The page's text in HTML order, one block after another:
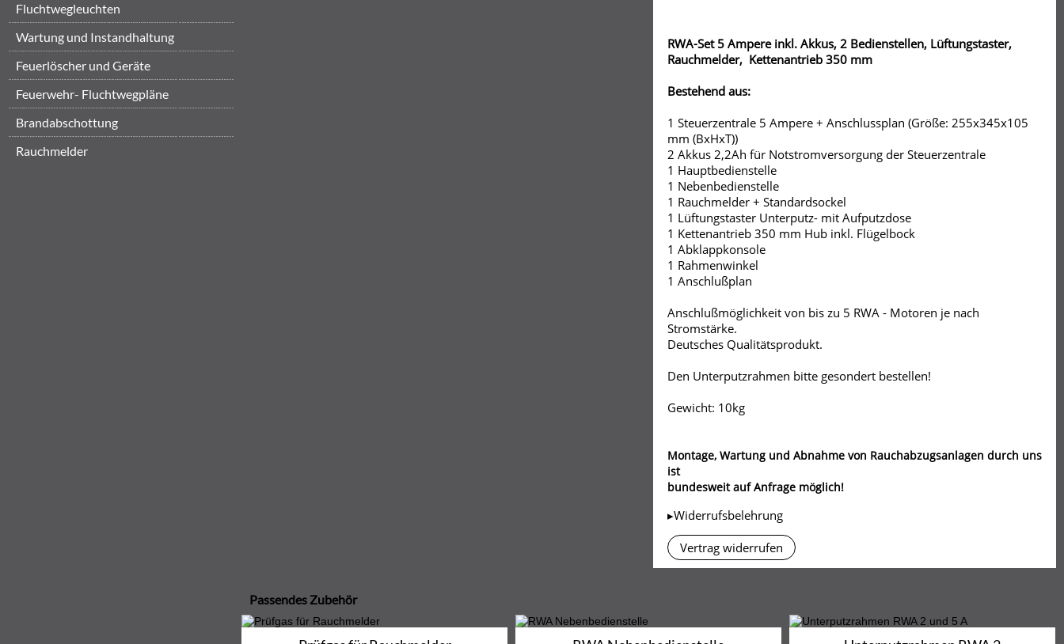
Fluchtwegleuchten
Wartung und Instandhaltung
Feuerlöscher und Geräte
Feuerwehr- Fluchtwegpläne
Brandabschottung
Rauchmelder
RWA-Set 5 Ampere inkl. Akkus, 2 Bedienstellen, Lüftungstaster,
Rauchmelder, Kettenantrieb 350 mm
Bestehend aus:
1 Steuerzentrale 5 Ampere + Anschlussplan (Größe: 255x345x105
mm (BxHxT))
2 Akkus 2,2Ah für Notstromversorgung der Steuerzentrale
1 Hauptbedienstelle
1 Nebenbedienstelle
1 Rauchmelder + Standardsockel
1 Lüftungstaster Unterputz- mit Aufputzdose
1 Kettenantrieb 350 mm Hub inkl. Flügelbock
1 Abklappkonsole
1 Rahmenwinkel
1 Anschlußplan
Anschlußmöglichkeit von bis zu 5 RWA - Motoren je nach
Stromstärke.
Deutsches Qualitätsprodukt.
Den Unterputzrahmen bitte gesondert bestellen!
Gewicht: 10kg
Montage, Wartung und Abnahme von Rauchabzugsanlagen durch uns
ist
bundesweit auf Anfrage möglich!
▸Widerrufsbelehrung
Vertrag widerrufen
Passendes Zubehör